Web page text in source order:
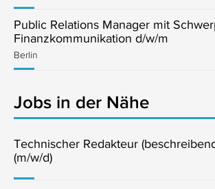
Public Relations Manager mit
Finanzkommunikation d/w/m
Berlin
Jobs in der Nähe
Technischer Redakteur
(m/w/d)